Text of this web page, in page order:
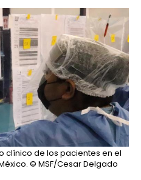
clínico de los pacientes en el
© MSF/Cesar Delgado